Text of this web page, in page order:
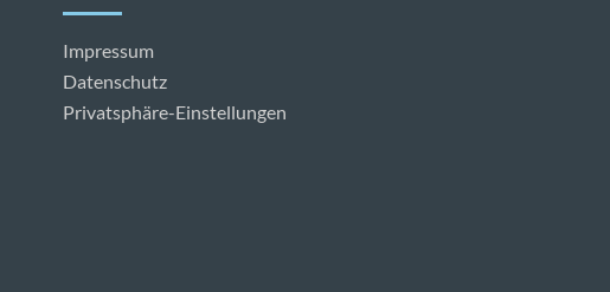
Impressum
Datenschutz
Privatsphäre-Einstellungen